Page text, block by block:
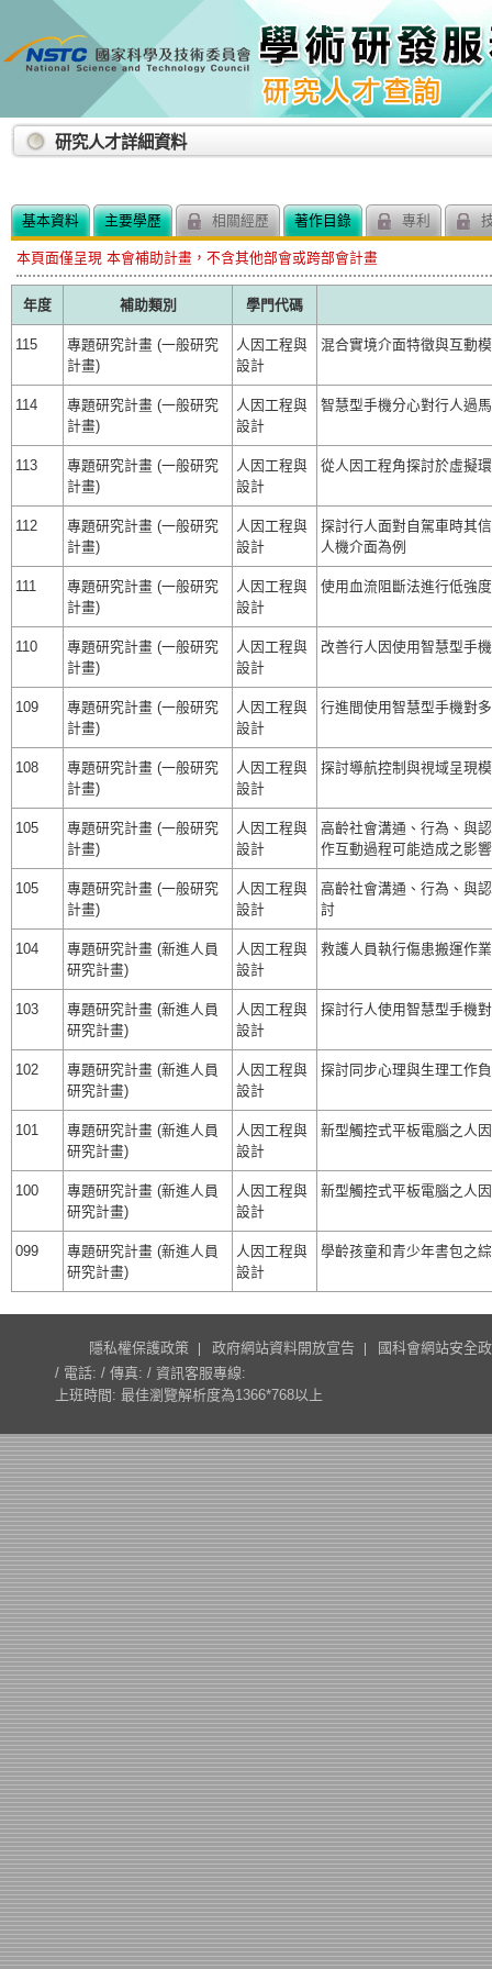
::: 研究人才詳細資料
基本資料 主要學歷 相關經歷 著作目錄 專利
本頁面僅呈現 本會補助計畫，不含其他部會或跨部會計畫
年度 補助類別 學門代碼
115
專題研究計畫 (一般研究
計畫)
人因工程與
設計
混合實境介面特徵與互動
114
專題研究計畫 (一般研究
計畫)
人因工程與
設計
智慧型手機分心對行人過
113
專題研究計畫 (一般研究
計畫)
人因工程與
設計
從人因工程角探討於虛擬
112
專題研究計畫 (一般研究
計畫)
人因工程與
設計
探討行人面對自駕車時其
人機介面為例
111
專題研究計畫 (一般研究
計畫)
人因工程與
設計
使用血流阻斷法進行低強
110
專題研究計畫 (一般研究
計畫)
人因工程與
設計
改善行人因使用智慧型手
109
專題研究計畫 (一般研究
計畫)
人因工程與
設計
行進間使用智慧型手機對
108
專題研究計畫 (一般研究
計畫)
人因工程與
設計
探討導航控制與視域呈現
105
專題研究計畫 (一般研究
計畫)
人因工程與
設計
高齡社會溝通、行為、與
作互動過程可能造成之影響
105
專題研究計畫 (一般研究
計畫)
人因工程與
設計
高齡社會溝通、行為、與
討
104
專題研究計畫 (新進人員
研究計畫)
人因工程與
設計
救護人員執行傷患搬運作
103
專題研究計畫 (新進人員
研究計畫)
人因工程與
設計
探討行人使用智慧型手機
102
專題研究計畫 (新進人員
研究計畫)
人因工程與
設計
探討同步心理與生理工作
101
專題研究計畫 (新進人員
研究計畫)
人因工程與
設計
新型觸控式平板電腦之人
100
專題研究計畫 (新進人員
研究計畫)
人因工程與
設計
新型觸控式平板電腦之人
099
專題研究計畫 (新進人員
研究計畫)
人因工程與
設計
學齡孩童和青少年書包之
隱私權保護政策 政府網站資料開放宣告
國科會網站安全
/ 電話: / 傳真: / 資訊客服專線:
上班時間: 最佳瀏覽解析度為1366*768以上